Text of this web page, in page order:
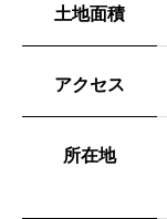
土地面積
アクセス
所在地